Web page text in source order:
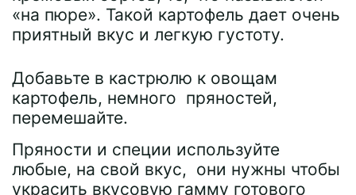
«на пюре». Такой картофель дает очень
приятный вкус и легкую густоту.
Добавьте в кастрюлю к овощам
картофель, немного пряностей,
перемешайте.
Пряности и специи используйте
любые, на свой вкус, они нужны чтобы
украсить вкусовую гамму готового